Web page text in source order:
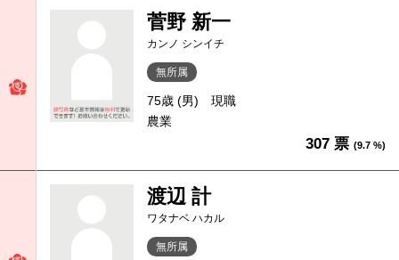
菅野 新一
カンノ シンイチ
無所属
75歳 (男)
現職
農業
307 票 (9.7 %)
渡辺 計
ワタナベ ハカル
無所属